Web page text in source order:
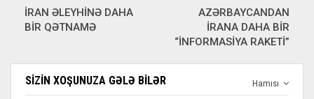
İRAN ƏLEYHİNƏ DAHA
BİR QƏTNAMƏ
AZƏRBAYCANDAN
İRANA DAHA BİR
“İNFORMASİYA RAKETİ”
Hamısı
SIZIN XOŞUNUZA GƏLƏ BILƏR